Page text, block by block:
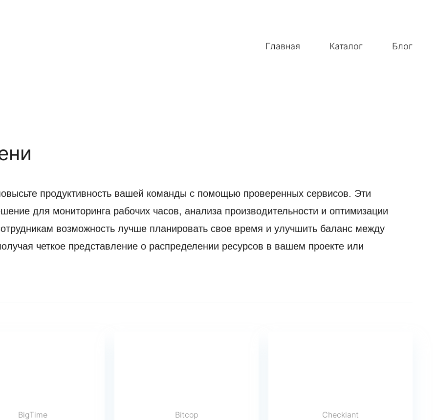
Главная Каталог Блог
продуктивность вашей команды с помощью проверенных сервисов. Эти
для мониторинга рабочих часов, анализа производительности и оптимизации
возможность лучше планировать свое время и улучшить баланс между
четкое представление о распределении ресурсов в вашем проекте или
BigTime Bitcop Checkiant